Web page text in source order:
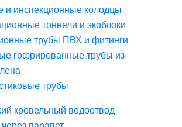
и инспекционные колодцы
тоннели и экоблоки
трубы ПВХ и фитинги
гофрированные трубы из
трубы
кровельный водоотвод